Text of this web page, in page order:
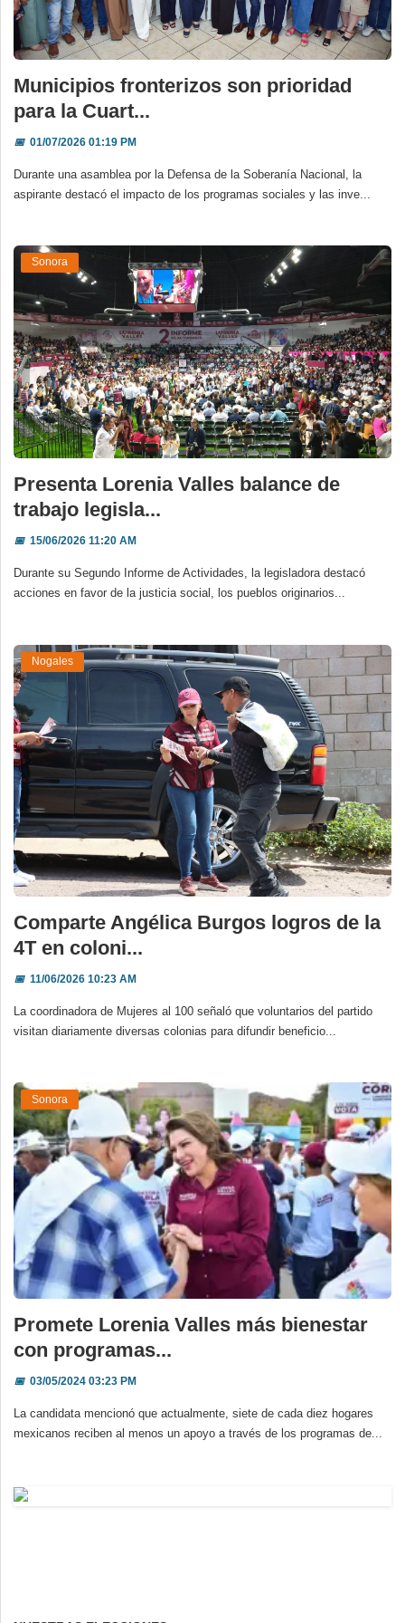
Deportes
Espectáculos
Tecnología
Contacto
Municipios fronterizos son prioridad
para la Cuart...
📅01/07/2026 01:19 PM
Durante una asamblea por la Defensa de la Soberanía Nacional, la
aspirante destacó el impacto de los programas sociales y las inve...
Sonora
Presenta Lorenia Valles balance de
trabajo legisla...
📅15/06/2026 11:20 AM
Durante su Segundo Informe de Actividades, la legisladora destacó
acciones en favor de la justicia social, los pueblos originarios...
Nogales
Comparte Angélica Burgos logros de la
4T en coloni...
📅11/06/2026 10:23 AM
La coordinadora de Mujeres al 100 señaló que voluntarios del partido
visitan diariamente diversas colonias para difundir beneficio...
Sonora
Promete Lorenia Valles más bienestar
con programas...
📅03/05/2024 03:23 PM
La candidata mencionó que actualmente, siete de cada diez hogares
mexicanos reciben al menos un apoyo a través de los programas de...